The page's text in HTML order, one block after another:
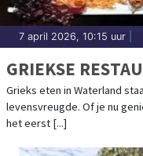
7 april 2026, 10:15 uur
GRIEKSE
Grieks eten in Waterland
levensvreugde. Of je nu
het eerst [...]